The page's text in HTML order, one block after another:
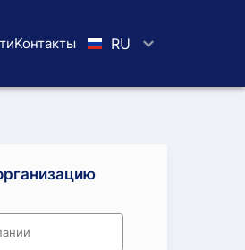
Koнтaкты RU